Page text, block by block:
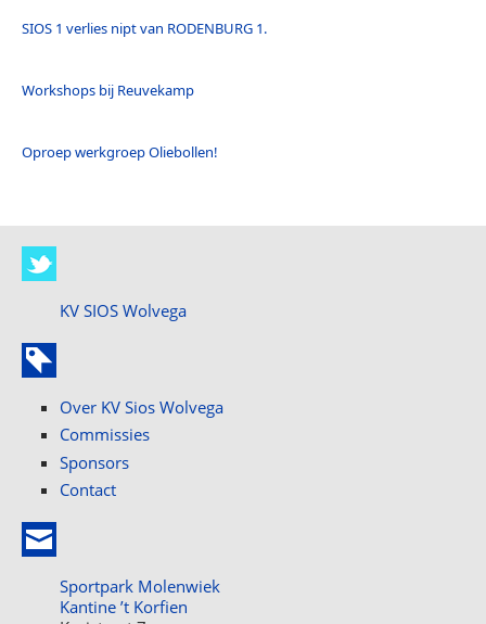
SIOS 1 verlies nipt van RODENBURG 1.
Workshops bij Reuvekamp
Oproep werkgroep Oliebollen!
KV SIOS Wolvega
Over KV Sios Wolvega
Commissies
Sponsors
Contact
Sportpark Molenwiek
Kantine ’t Korfien